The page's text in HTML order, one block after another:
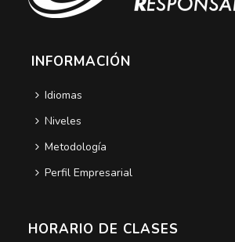
INFORMACIÓN
Idiomas
Niveles
Metodología
Perfil Empresarial
HORARIO DE CLASES